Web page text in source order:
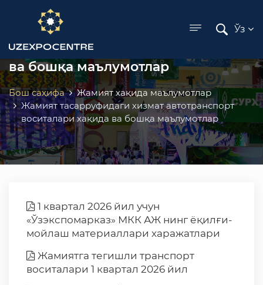
menu
Ўз
Жамият тасарруфидаги хизмат
автотранспорт воситалари хақида
ва бошқа маълумотлар
Бош саҳифа
Жамият хақида маълумотлар
Жамият тасарруфидаги хизмат автотранспорт
воситалари хақида ва бошқа маълумотлар
1 квартал 2026 йил учун
«Ўзэкспомарказ» МКК АЖ нинг ёқилғи-
мойлаш материаллари харажатлари
Жамиятга тегишли транспорт
воситалари 1 квартал 2026 йил